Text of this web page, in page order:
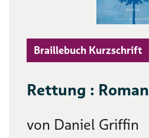
Braillebuch Kurzschrift
Rettung : Roman
von Daniel Griffin